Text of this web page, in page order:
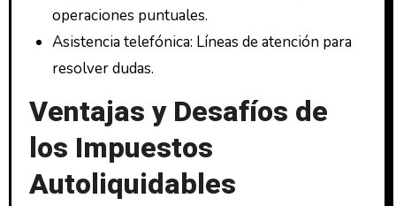
operaciones puntuales.
Asistencia telefónica: Líneas de atención para
resolver dudas.
Ventajas y Desafíos de
los Impuestos
Autoliquidables